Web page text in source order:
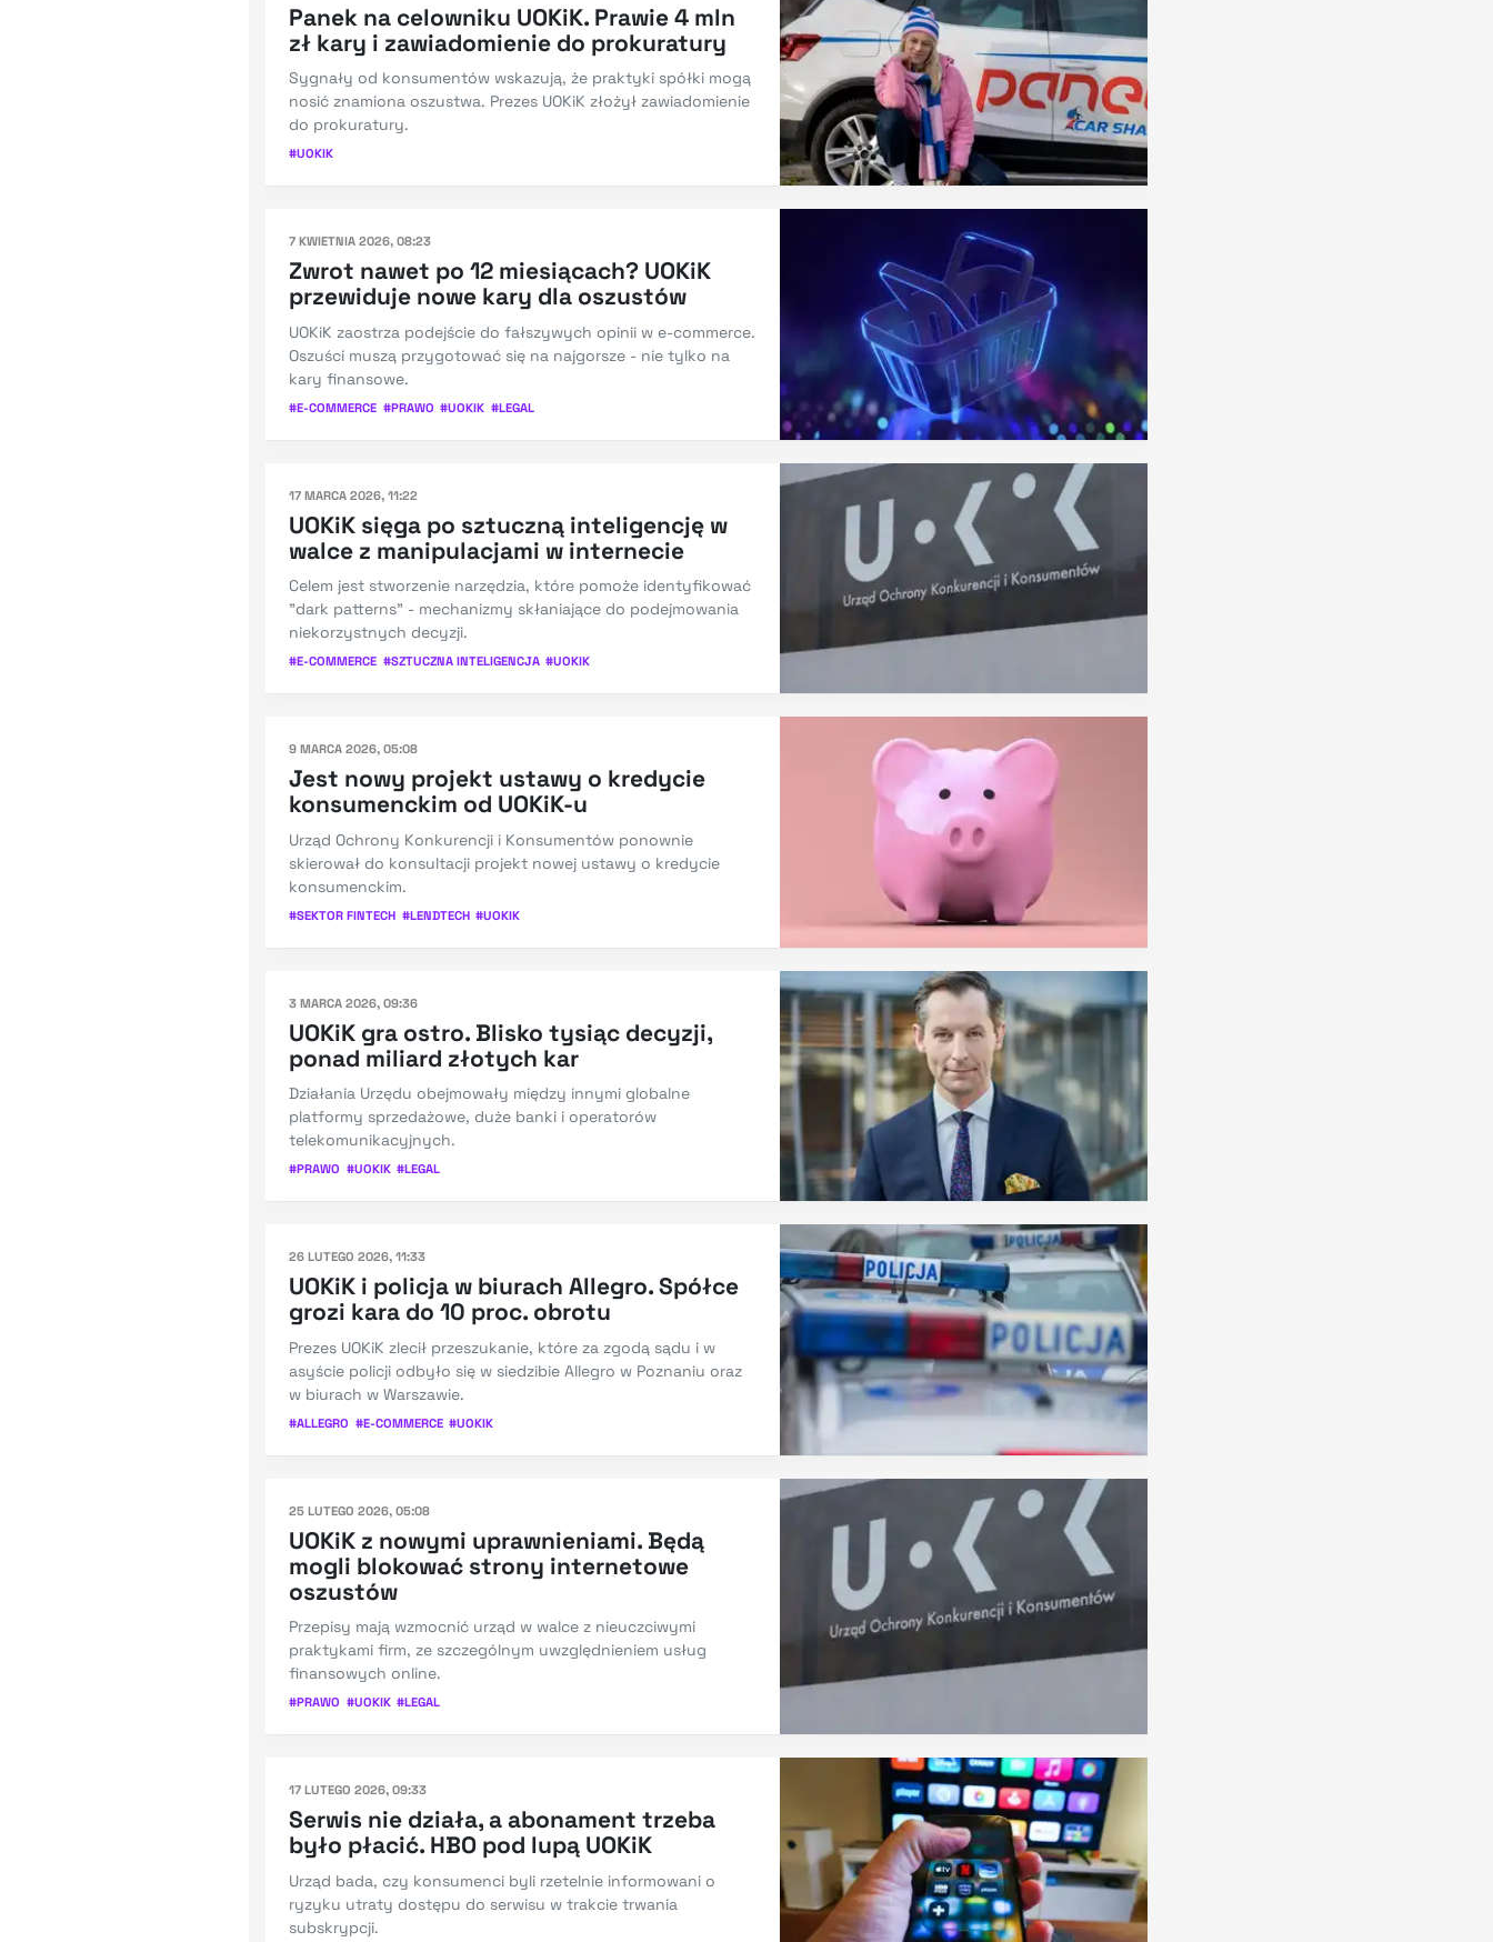
Panek na celowniku UOKiK. Prawie 4 mln
zł kary i zawiadomienie do prokuratury
Sygnały od konsumentów wskazują, że praktyki spółki mogą
nosić znamiona oszustwa. Prezes UOKiK złożył zawiadomienie
do prokuratury.
#UOKIK
7 KWIETNIA 2026, 08:23
Zwrot nawet po 12 miesiącach? UOKiK
przewiduje nowe kary dla oszustów
UOKiK zaostrza podejście do fałszywych opinii w e-commerce.
Oszuści muszą przygotować się na najgorsze - nie tylko na
kary finansowe.
#E-COMMERCE #PRAWO #UOKIK #LEGAL
17 MARCA 2026, 11:22
UOKiK sięga po sztuczną inteligencję w
walce z manipulacjami w internecie
Celem jest stworzenie narzędzia, które pomoże identyfikować
"dark patterns" - mechanizmy skłaniające do podejmowania
niekorzystnych decyzji.
#E-COMMERCE #SZTUCZNA INTELIGENCJA #UOKIK
9 MARCA 2026, 05:08
Jest nowy projekt ustawy o kredycie
konsumenckim od UOKiK-u
Urząd Ochrony Konkurencji i Konsumentów ponownie
skierował do konsultacji projekt nowej ustawy o kredycie
konsumenckim.
#SEKTOR FINTECH #LENDTECH #UOKIK
3 MARCA 2026, 09:36
UOKiK gra ostro. Blisko tysiąc decyzji,
ponad miliard złotych kar
Działania Urzędu obejmowały między innymi globalne
platformy sprzedażowe, duże banki i operatorów
telekomunikacyjnych.
#PRAWO #UOKIK #LEGAL
26 LUTEGO 2026, 11:33
UOKiK i policja w biurach Allegro. Spółce
grozi kara do 10 proc. obrotu
Prezes UOKiK zlecił przeszukanie, które za zgodą sądu i w
asyście policji odbyło się w siedzibie Allegro w Poznaniu oraz
w biurach w Warszawie.
#ALLEGRO #E-COMMERCE #UOKIK
25 LUTEGO 2026, 05:08
UOKiK z nowymi uprawnieniami. Będą
mogli blokować strony internetowe
oszustów
Przepisy mają wzmocnić urząd w walce z nieuczciwymi
praktykami firm, ze szczególnym uwzględnieniem usług
finansowych online.
#PRAWO #UOKIK #LEGAL
17 LUTEGO 2026, 09:33
Serwis nie działa, a abonament trzeba
było płacić. HBO pod lupą UOKiK
Urząd bada, czy konsumenci byli rzetelnie informowani o
ryzyku utraty dostępu do serwisu w trakcie trwania
subskrypcji.